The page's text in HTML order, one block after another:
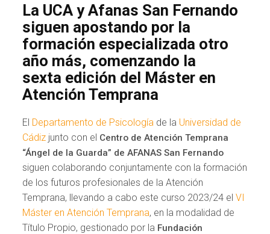
La UCA y Afanas San Fernando
siguen apostando por la
formación especializada otro
año más, comenzando la
sexta edición del Máster en
Atención Temprana
El Departamento de Psicología de la Universidad de
Cádiz junto con el Centro de Atención Temprana
“Ángel de la Guarda” de AFANAS San Fernando
siguen colaborando conjuntamente con la formación
de los futuros profesionales de la Atención
Temprana, llevando a cabo este curso 2023/24 elVI
Máster en Atención Temprana, en la modalidad de
Título Propio, gestionado por la Fundación